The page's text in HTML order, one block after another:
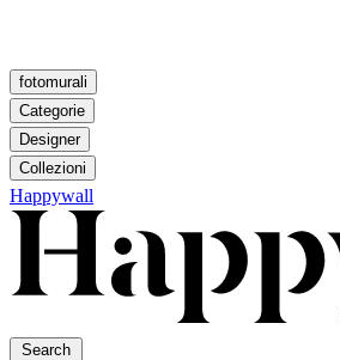
fotomurali
Categorie
Designer
Collezioni
Happywall
Search